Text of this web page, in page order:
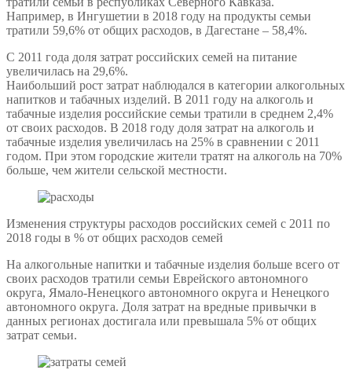
Например, в Ингушетии в 2018 году на продукты семьи
тратили 59,6% от общих расходов, в Дагестане – 58,4%.
С 2011 года доля затрат российских семей на питание
увеличилась на 29,6%.
Наибольший рост затрат наблюдался в категории алкогольных
напитков и табачных изделий. В 2011 году на алкоголь и
табачные изделия российские семьи тратили в среднем 2,4%
от своих расходов. В 2018 году доля затрат на алкоголь и
табачные изделия увеличилась на 25% в сравнении с 2011
годом. При этом городские жители тратят на алкоголь на 70%
больше, чем жители сельской местности.
Изменения структуры расходов российских семей с 2011 по
2018 годы в % от общих расходов семей
На алкогольные напитки и табачные изделия больше всего от
своих расходов тратили семьи Еврейского автономного
округа, Ямало-Ненецкого автономного округа и Ненецкого
автономного округа. Доля затрат на вредные привычки в
данных регионах достигала или превышала 5% от общих
затрат семьи.